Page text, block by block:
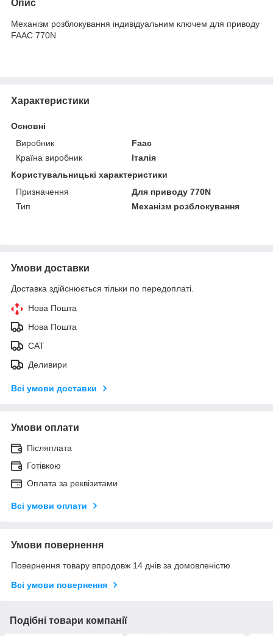
Опис
Механізм розблокування індивідуальним ключем для приводу
FAAC 770N
Характеристики
Основні
Виробник
Faac
Країна виробник
Італія
Користувальницькі характеристики
Призначення
Для приводу 770N
Тип
Механізм розблокування
Умови доставки
Доставка здійснюється тільки по передоплаті.
Нова Пошта
Нова Пошта
САТ
Деливири
Всі умови доставки
Умови оплати
Післяплата
Готівкою
Оплата за реквізитами
Всі умови оплати
Умови повернення
Повернення товару впродовж 14 днів за домовленістю
Всі умови повернення
Подібні товари компанії